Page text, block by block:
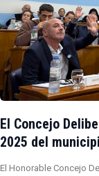
El Concejo
2025 del
El Honorable Concejo